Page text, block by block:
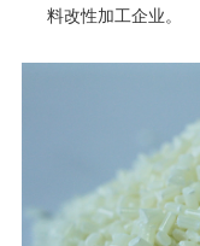
料改性加工企业。